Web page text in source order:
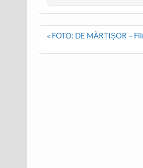
Post
« FOTO: DE MĂRȚIȘOR –